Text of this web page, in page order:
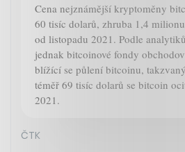
Cena nejznámější kryptoměny
60 tisíc dolarů, zhruba 1,4
od listopadu 2021. Podle
jednak bitcoinové fondy
blížící se půlení bitcoinu,
téměř 69 tisíc dolarů se bitcoin
2021.
ČTK